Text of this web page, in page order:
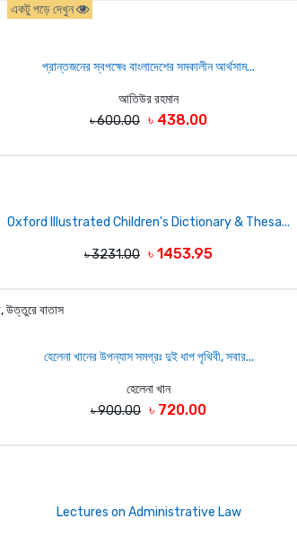
একটু পড়ে দেখুন
প্রান্তজনের স্বপক্ষেঃ বাংলাদেশের সমকালীন আর্থসাম...
আতিউর রহমান
৳ 600.00 ৳ 438.00
Oxford Illustrated Children's Dictionary & Thesa...
৳ 3231.00 ৳ 1453.95
হেলেনা খানের উপন্যাস সমগ্রঃ দুই ধাপ পৃথিবী, সবার...
হেলেনা খান
৳ 900.00 ৳ 720.00
Lectures on Administrative Law